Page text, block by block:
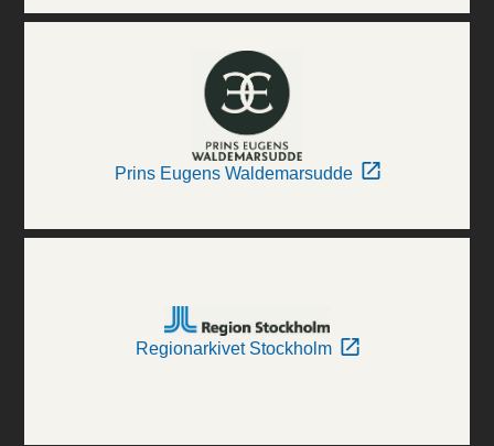
Prins Eugens Waldemarsudde
Regionarkivet Stockholm